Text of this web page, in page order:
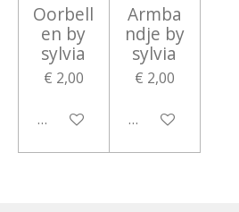
Oorbell
en by
sylvia
€ 2,00
In winkelwagen
Armba
ndje by
sylvia
€ 2,00
In winkelwagen